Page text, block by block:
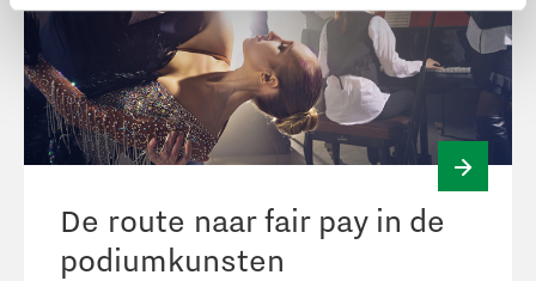
De route naar fair pay in de
podiumkunsten
Case